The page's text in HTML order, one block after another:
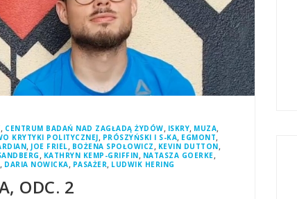
, CENTRUM BADAŃ NAD ZAGŁADĄ ŻYDÓW, ISKRY, MUZA,
KRYTYKI POLITYCZNEJ, PRÓSZYŃSKI I S-KA, EGMONT,
, JOE FRIEL, BOŻENA SPOŁOWICZ , KEVIN DUTTON,
, KATHRYN KEMP-GRIFFIN, NATASZA GOERKE,
, DARIA NOWICKA, PASAŻER, LUDWIK HERING
ODC. 2